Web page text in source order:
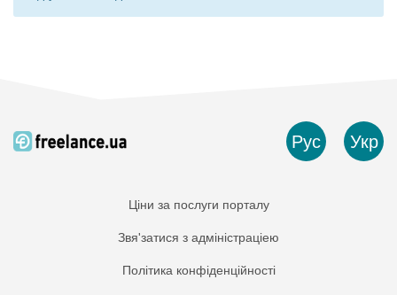
Рус Укр
Ціни за послуги порталу
Звя'затися з адміністраціею
Політика конфіденційності